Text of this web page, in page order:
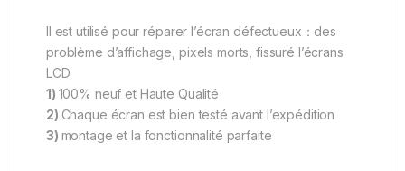
Il est utilisé pour réparer l’écran défectueux：des
problème d’affichage, pixels morts, fissuré l’écrans
LCD
1) 100% neuf et Haute Qualité
2) Chaque écran est bien testé avant l’expédition
3) montage et la fonctionnalité parfaite